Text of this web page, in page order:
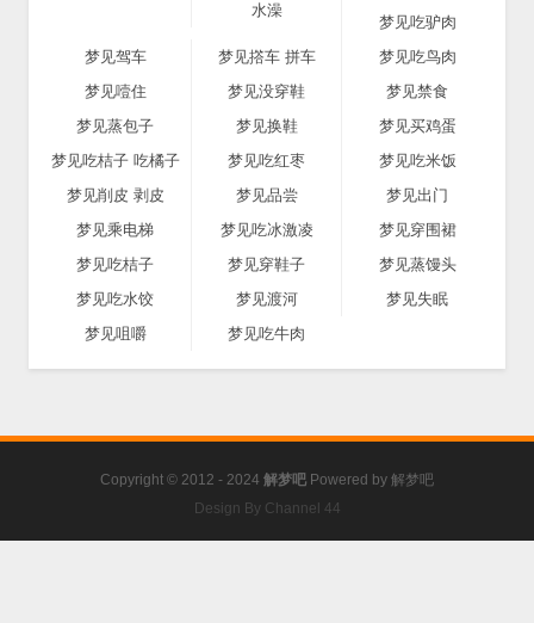
水澡
梦见吃驴肉
梦见驾车
梦见撘车 拼车
梦见吃鸟肉
梦见噎住
梦见没穿鞋
梦见禁食
梦见蒸包子
梦见换鞋
梦见买鸡蛋
梦见吃桔子 吃橘子
梦见吃红枣
梦见吃米饭
梦见削皮 剥皮
梦见品尝
梦见出门
梦见乘电梯
梦见吃冰激凌
梦见穿围裙
梦见吃桔子
梦见穿鞋子
梦见蒸馒头
梦见吃水饺
梦见渡河
梦见失眠
梦见咀嚼
梦见吃牛肉
Copyright © 2012 - 2024 解梦吧 Powered by 解梦吧
Design By Channel 44